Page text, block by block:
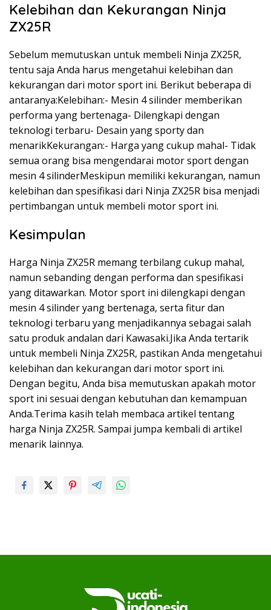
Kelebihan dan Kekurangan Ninja
ZX25R
Sebelum memutuskan untuk membeli Ninja ZX25R,
tentu saja Anda harus mengetahui kelebihan dan
kekurangan dari motor sport ini. Berikut beberapa di
antaranya:Kelebihan:- Mesin 4 silinder memberikan
performa yang bertenaga- Dilengkapi dengan
teknologi terbaru- Desain yang sporty dan
menarikKekurangan:- Harga yang cukup mahal- Tidak
semua orang bisa mengendarai motor sport dengan
mesin 4 silinderMeskipun memiliki kekurangan, namun
kelebihan dan spesifikasi dari Ninja ZX25R bisa menjadi
pertimbangan untuk membeli motor sport ini.
Kesimpulan
Harga Ninja ZX25R memang terbilang cukup mahal,
namun sebanding dengan performa dan spesifikasi
yang ditawarkan. Motor sport ini dilengkapi dengan
mesin 4 silinder yang bertenaga, serta fitur dan
teknologi terbaru yang menjadikannya sebagai salah
satu produk andalan dari Kawasaki.Jika Anda tertarik
untuk membeli Ninja ZX25R, pastikan Anda mengetahui
kelebihan dan kekurangan dari motor sport ini.
Dengan begitu, Anda bisa memutuskan apakah motor
sport ini sesuai dengan kebutuhan dan kemampuan
Anda.Terima kasih telah membaca artikel tentang
harga Ninja ZX25R. Sampai jumpa kembali di artikel
menarik lainnya.